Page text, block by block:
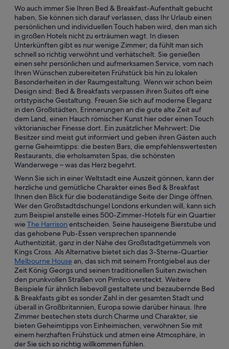
Wo auch immer Sie Ihren Bed & Breakfast-Aufenthalt gebucht
haben, Sie können sich darauf verlassen, dass Ihr Urlaub einen
persönlichen und individuellen Touch haben wird, den man sich
in großen Hotels nicht zu erträumen wagt. In diesen
Unterkünften gibt es nur wenige Zimmer; da fühlt man sich
schnell so richtig verwöhnt und verhätschelt. Sie genießen
einen sehr persönlichen und aufmerksamen Service, vom nach
Ihren Wünschen zubereiteten Frühstück bis hin zu lokalen
Besonderheiten in der Raumgestaltung. Wenn wir schon beim
Design sind: Bed & Breakfasts verpassen ihren Suites oft eine
ortstypische Gestaltung. Freuen Sie sich auf moderne Eleganz
in den Großstädten, Erinnerungen an die gute alte Zeit auf
dem Land, einen Hauch römischer Kunst hier oder einen Touch
viktorianischer Finesse dort. Ein zusätzlicher Mehrwert: Die
Besitzer sind meist gut informiert und geben ihren Gästen auch
gerne Geheimtipps: die besten Bars, die empfehlenswertesten
Restaurants, die erholsamsten Spas, die schönsten
Wanderwege – was das Herz begehrt.
Wenn Sie sich in einer Weltstadt eine Auszeit gönnen, kann der
herzliche und gemütliche Charakter eines Bed & Breakfast
Ihnen den Blick für die bodenständige Seite der Dinge öffnen.
Wer den Großstadtdschungel Londons erkunden will, kann sich
zum Beispiel anstelle eines 500-Zimmer-Hotels für ein Quartier
wieThe Harrisonentscheiden. Seine hauseigene Bierstube und
das gehobene Pub-Essen versprechen spannende
Authentizität, ganz in der Nähe des Großstadtgetümmels von
Kings Cross. Als Alternative bietet sich das 3-Sterne-Quartier
Melbourne House an, das sich mit seinem Frontgiebel aus der
Zeit König Georgs und seinen traditionellen Suiten zwischen
den prunkvollen Straßen von Pimlico versteckt. Weitere
Beispiele für ähnlich liebevoll gestaltete und bezaubernde Bed
& Breakfasts gibt es sonder Zahl in der gesamten Stadt und
überall in Großbritannien, Europa sowie darüber hinaus. Ihre
Zimmer bestechen stets durch Charme und Charakter, sie
bieten Geheimtipps von Einheimischen, verwöhnen Sie mit
einem herzhaften Frühstück und atmen eine Atmosphäre, in
der Sie sich so richtig willkommen fühlen.